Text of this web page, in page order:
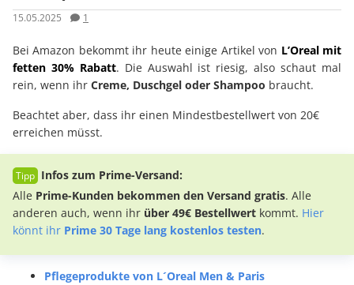
15.05.2025 1
Bei Amazon bekommt ihr heute einige Artikel von L’Oreal mit
fetten 30% Rabatt. Die Auswahl ist riesig, also schaut mal
rein, wenn ihr Creme, Duschgel oder Shampoo braucht.
Beachtet aber, dass ihr einen Mindestbestellwert von 20€
erreichen müsst.
Infos zum Prime-Versand:
Alle Prime-Kunden bekommen den Versand gratis. Alle
anderen auch, wenn ihr über 49€ Bestellwert kommt. Hier
könnt ihr Prime 30 Tage lang kostenlos testen.
Pflegeprodukte von L´Oreal Men & Paris